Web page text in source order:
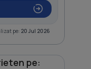
pe: 20 Jul 2026
pe: